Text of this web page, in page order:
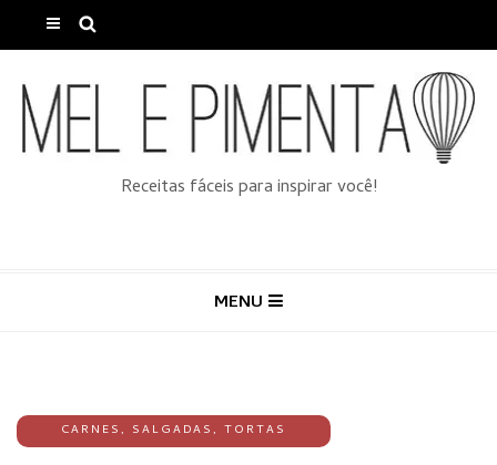
Receitas fáceis para inspirar você!
MENU
CARNES, SALGADAS, TORTAS